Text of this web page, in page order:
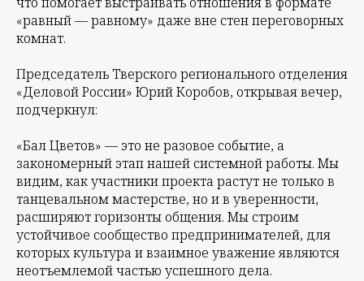
«равный — равному» даже вне стен переговорных
комнат.
Председатель Тверского регионального отделения
«Деловой России» Юрий Коробов, открывая вечер,
подчеркнул:
«Бал Цветов» — это не разовое событие, а
закономерный этап нашей системной работы. Мы
видим, как участники проекта растут не только в
танцевальном мастерстве, но и в уверенности,
расширяют горизонты общения. Мы строим
устойчивое сообщество предпринимателей, для
которых культура и взаимное уважение являются
неотъемлемой частью успешного дела.